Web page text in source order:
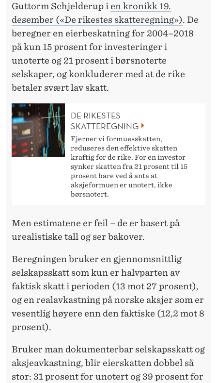
Guttorm Schjelderup i en kronikk 19.
desember («De rikestes skatteregning»). De
beregner en eierbeskatning for 2004–2018
på kun 15 prosent for investeringer i
unoterte og 21 prosent i børsnoterte
selskaper, og konkluderer med at de rike
betaler svært lav skatt.
DE RIKESTES
SKATTEREGNING
Fjerner vi formuesskatten,
reduseres den effektive skatten
kraftig for de rike. For en investor
synker skatten fra 21 prosent til 15
prosent bare ved å anta at
aksjeformuen er unotert, ikke
børsnotert.
Men estimatene er feil – de er basert på
urealistiske tall og ser bakover.
Beregningen bruker en gjennomsnittlig
selskapsskatt som kun er halvparten av
faktisk skatt i perioden (13 mot 27 prosent),
og en realavkastning på norske aksjer som er
vesentlig høyere enn den faktiske (12,2 mot 8
prosent).
Bruker man dokumenterbar selskapsskatt og
aksjeavkastning, blir eierskatten dobbel så
stor: 31 prosent for unotert og 39 prosent for